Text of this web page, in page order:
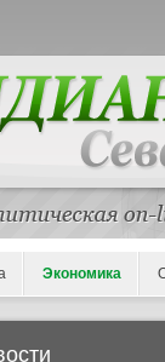
Экономика